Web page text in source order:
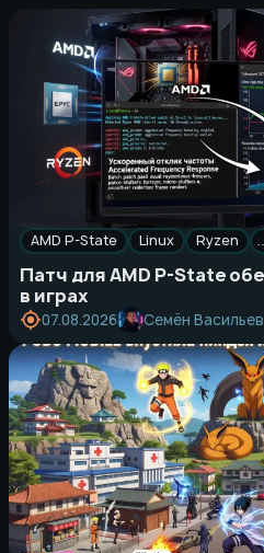
AMD P-State Linux Ryzen
Патч для AMD P-State
в играх
07.08.2026 Семён Васильев